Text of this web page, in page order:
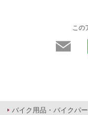
この
バイク用品・バイクパ